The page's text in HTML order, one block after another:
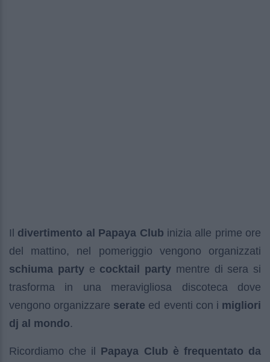
Il divertimento al Papaya Club inizia alle prime ore
del mattino, nel pomeriggio vengono organizzati
schiuma partye cocktail party mentre di sera si
trasforma in una meravigliosa discoteca dove
vengono organizzare serate ed eventi con i migliori
dj al mondo.
Ricordiamo che il Papaya Club è frequentato da